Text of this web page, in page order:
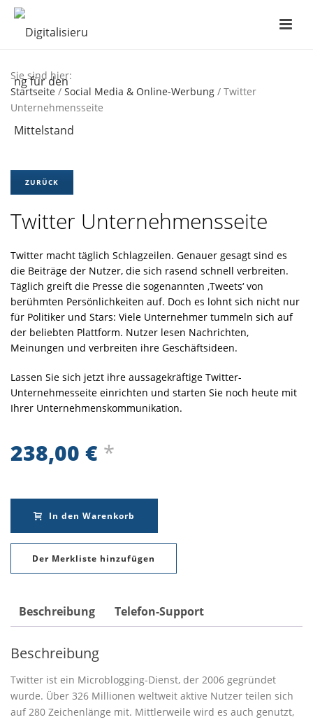
Sie sind hier:
Startseite / Social Media & Online-Werbung / Twitter
Unternehmensseite
ZURÜCK
Twitter Unternehmensseite
Twitter macht täglich Schlagzeilen. Genauer gesagt sind es
die Beiträge der Nutzer, die sich rasend schnell verbreiten.
Täglich greift die Presse die sogenannten ‚Tweets‘ von
berühmten Persönlichkeiten auf. Doch es lohnt sich nicht nur
für Politiker und Stars: Viele Unternehmer tummeln sich auf
der beliebten Plattform. Nutzer lesen Nachrichten,
Meinungen und verbreiten ihre Geschäftsideen.
Lassen Sie sich jetzt ihre aussagekräftige Twitter-
Unternehmesseite einrichten und starten Sie noch heute mit
Ihrer Unternehmenskommunikation.
238,00 € *
In den Warenkorb
Der Merkliste hinzufügen
Beschreibung Telefon-Support
Beschreibung
Twitter ist ein Microblogging-Dienst, der 2006 gegründet
wurde. Über 326 Millionen weltweit aktive Nutzer teilen sich
auf 280 Zeichenlänge mit. Mittlerweile wird es auch genutzt,